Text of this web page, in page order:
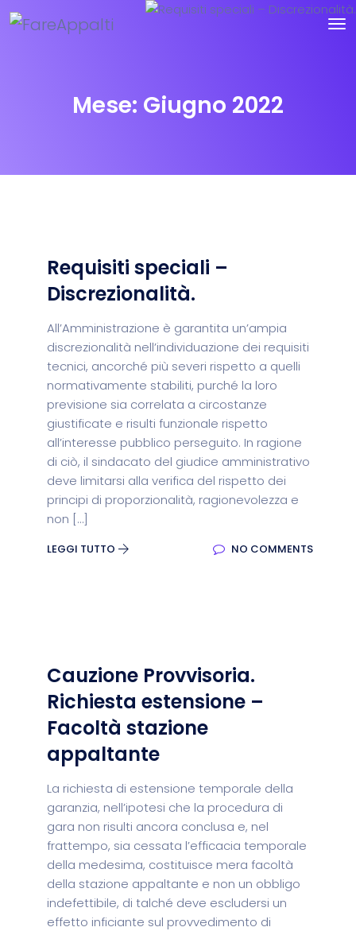
Mese: Giugno 2022
Requisiti speciali –
Discrezionalità.
All’Amministrazione è garantita un’ampia
discrezionalità nell’individuazione dei requisiti
tecnici, ancorché più severi rispetto a quelli
normativamente stabiliti, purché la loro
previsione sia correlata a circostanze
giustificate e risulti funzionale rispetto
all’interesse pubblico perseguito. In ragione
di ciò, il sindacato del giudice amministrativo
deve limitarsi alla verifica del rispetto dei
principi di proporzionalità, ragionevolezza e
non […]
LEGGI TUTTO NO COMMENTS
Cauzione Provvisoria.
Richiesta estensione –
Facoltà stazione
appaltante
La richiesta di estensione temporale della
garanzia, nell’ipotesi che la procedura di
gara non risulti ancora conclusa e, nel
frattempo, sia cessata l’efficacia temporale
della medesima, costituisce mera facoltà
della stazione appaltante e non un obbligo
indefettibile, di talché deve escludersi un
effetto inficiante sul provvedimento di